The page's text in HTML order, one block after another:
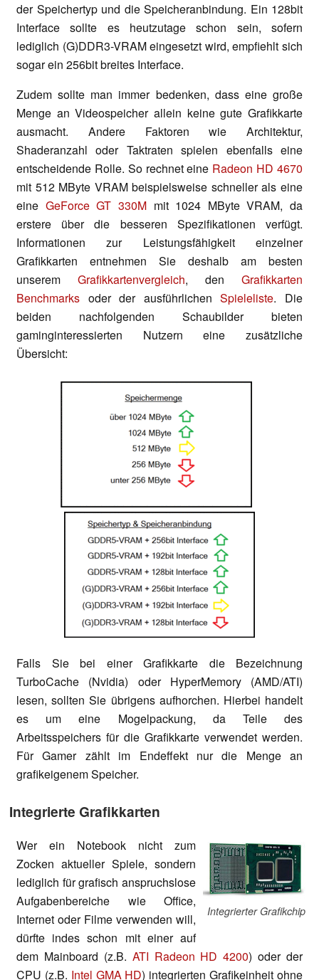
der Speichertyp und die Speicheranbindung. Ein 128bit
Interface sollte es heutzutage schon sein, sofern
lediglich (G)DDR3-VRAM eingesetzt wird, empfiehlt sich
sogar ein 256bit breites Interface.
Zudem sollte man immer bedenken, dass eine große
Menge an Videospeicher allein keine gute Grafikkarte
ausmacht. Andere Faktoren wie Architektur,
Shaderanzahl oder Taktraten spielen ebenfalls eine
entscheidende Rolle. So rechnet eine Radeon HD 4670
mit 512 MByte VRAM beispielsweise schneller als eine
eine GeForce GT 330Mmit 1024 MByte VRAM, da
erstere über die besseren Spezifikationen verfügt.
Informationen zur Leistungsfähigkeit einzelner
Grafikkarten entnehmen Sie deshalb am besten
unserem Grafikkartenvergleich, den Grafikkarten
Benchmarks oder der ausführlichenSpieleliste. Die
beiden nachfolgenden Schaubilder bieten
gaminginteressierten Nutzern eine zusätzliche
Übersicht:
Falls Sie bei einer Grafikkarte die Bezeichnung
TurboCache (Nvidia) oder HyperMemory (AMD/ATI)
lesen, sollten Sie übrigens aufhorchen. Hierbei handelt
es um eine Mogelpackung, da Teile des
Arbeitsspeichers für die Grafikkarte verwendet werden.
Für Gamer zählt im Endeffekt nur die Menge an
grafikeigenem Speicher.
Integrierte Grafikkarten
Integrierter Grafikchip
Wer ein Notebook nicht zum
Zocken aktueller Spiele, sondern
lediglich für grafisch anspruchslose
Aufgabenbereiche wie Office,
Internet oder Filme verwenden will,
dürfte indes schon mit einer auf
dem Mainboard (z.B. ATI Radeon HD 4200) oder der
CPU (z.B. Intel GMA HD) integrierten Grafikeinheit ohne